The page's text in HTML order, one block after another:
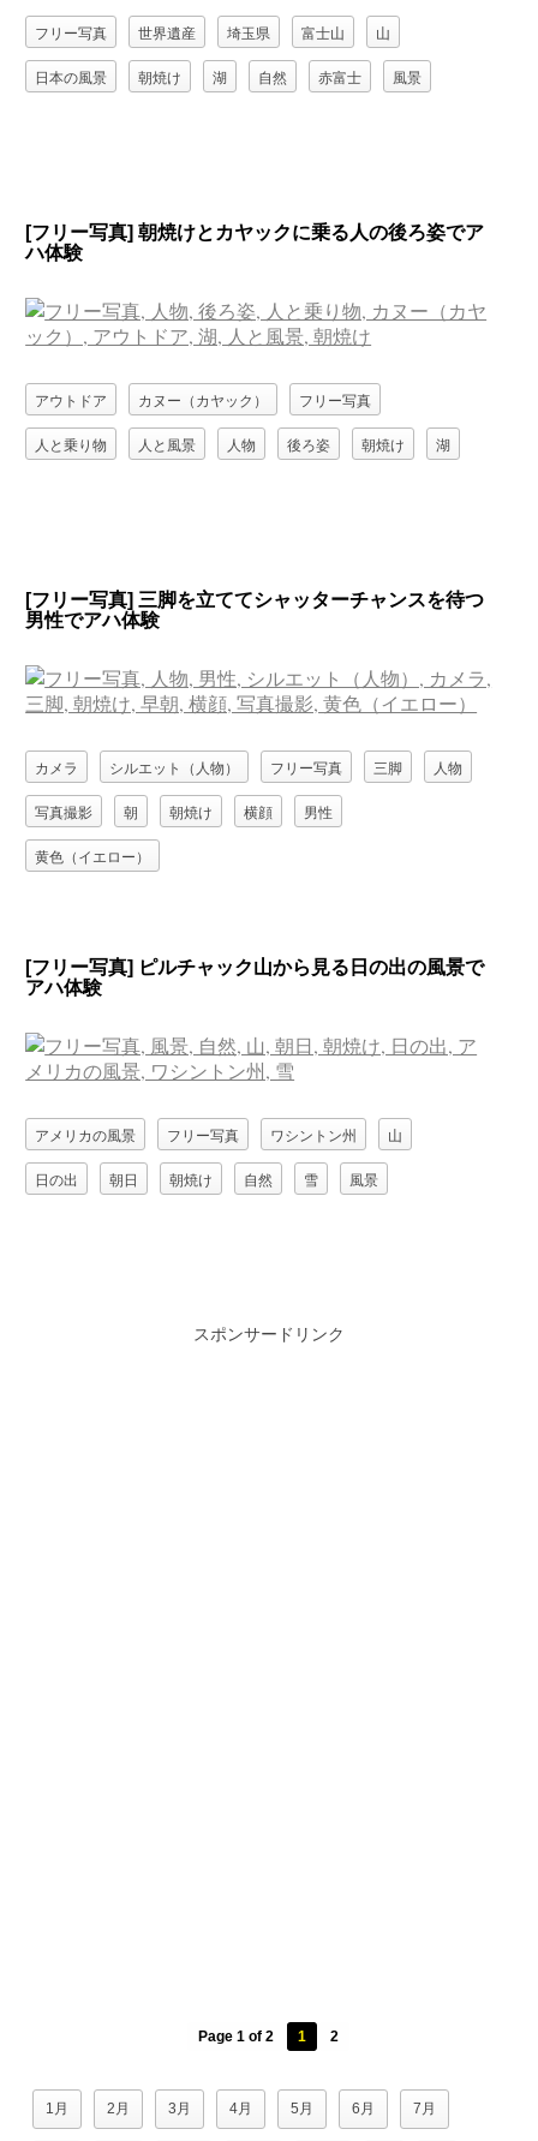
フリー写真 世界遺産 埼玉県 富士山 山
日本の風景 朝焼け 湖 自然 赤富士 風景
[フリー写真] 朝焼けとカヤックに乗る人の後ろ姿でア
ハ体験
アウトドア カヌー（カヤック） フリー写真
人と乗り物 人と風景 人物 後ろ姿 朝焼け 湖
[フリー写真] 三脚を立ててシャッターチャンスを待つ
男性でアハ体験
カメラ シルエット（人物） フリー写真 三脚 人物
写真撮影 朝 朝焼け 横顔 男性
黄色（イエロー）
[フリー写真] ピルチャック山から見る日の出の風景で
アハ体験
アメリカの風景 フリー写真 ワシントン州 山
日の出 朝日 朝焼け 自然 雪 風景
スポンサードリンク
Page 1 of 2 1 2
1月 2月 3月 4月 5月 6月 7月